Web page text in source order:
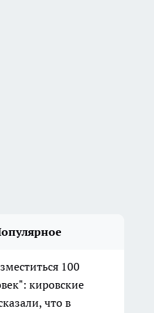
100
кировские
что в